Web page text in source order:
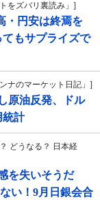
をズバリ裏読み」]
・円安は終焉を
てもサプライズで
ナのマーケット日記」]
原油反発、ドル
統計
どうなる？ 日本経
を失いそうだ
い！9月日銀会合